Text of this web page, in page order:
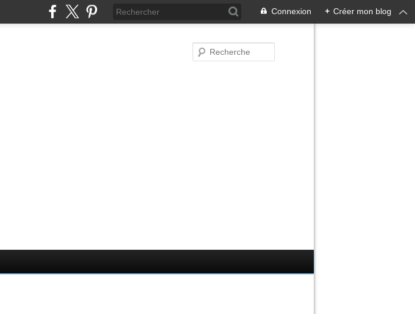
Connexion + Créer mon blog